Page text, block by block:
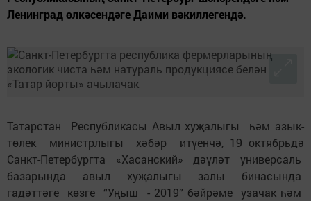
Ленинград өлкәсендәге Даими вәкиллегендә.
Татарстан Республикасы Авыл хуҗалыгы һәм азык-
төлек министрлыгы хәбәр итүенчә, 19 октябрьдә
Санкт-Петербургта «Хасанский» дәүләт универсаль
базарында авыл хуҗалыгы залы бинасында
гадәттәге көзге “Уңыш - 2019” бәйрәме узачак һәм